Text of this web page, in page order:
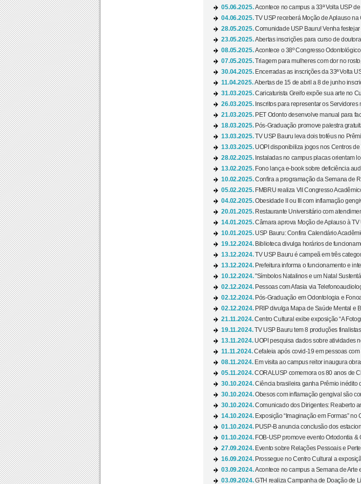
05.06.2025.Acontece no campus a 33ª Volta USP de
04.06.2025.TV USP receberá Moção de Aplauso na
28.05.2025.Comunidade USP Bauru! Venha festejar
23.05.2025.Abertas inscrições para curso de
08.05.2025.Acontece o 38º Congresso Odontológico
07.05.2025.Triagem para mulheres com dor no
30.04.2025. Encerradas as inscrições da 33ª Volta
11.04.2025.Abertas de 15 de abril a 8 de junho
31.03.2025.Caricaturista Greifo expõe sua arte no
26.03.2025. Inscritos para representar os Servidores
21.03.2025. PET Odonto desenvolve manual para
18.03.2025. Pós-Graduação promove palestra
13.03.2025.TV USP Bauru leva dois troféus no
13.03.2025. UOPI disponibiliza jogos nos Centros de
28.02.2025. Instaladas no campus placas orientam
13.02.2025. Fono lança e-book sobre deficiência
10.02.2025.Confira a programação da Semana de
05.02.2025. FMBRU realiza VII Congresso
04.02.2025.Obesidade II ou III com inflamação
20.01.2025. Restaurante Universitário com
14.01.2025.Câmara aprova Moção de Aplauso à TV
10.01.2025. USP Bauru: Confira Calendário
19.12.2024. Biblioteca divulga horários de
13.12.2024.TV USP Bauru é campeã em três
13.12.2024. Prefeitura informa o funcionamento e
10.12.2024."Símbolos Natalinos e um Natal
02.12.2024. Pessoas com Afasia via
02.12.2024. Pós-Graduação em Odontologia e
02.12.2024. PRIP divulga Mapa de Saúde Mental e
21.11.2024.Centro Cultural exibe exposição “A
19.11.2024.TV USP Bauru tem 8 produções
13.11.2024. UOPI pesquisa dados sobre atividades
11.11.2024.Cefaleia após covid-19 em pessoas com
08.11.2024. Em visita ao campus reitor inaugura
05.11.2024.CORALUSP comemora os 80 anos de
30.10.2024.Ciência brasileira ganha Prêmio inédito
30.10.2024.Obesos com inflamação gengival são
30.10.2024.Comunicado dos Dirigentes: Reaberto
14.10.2024. Exposição “Imaginação em Formas” no
01.10.2024. PUSP-B anuncia conclusão dos
01.10.2024. FOB-USP promove evento Ortodontia &
27.09.2024. Evento sobre Relações Pessoais e
16.09.2024. Prossegue no Centro Cultural a
03.09.2024.Acontece no campus a Semana de Arte e
03.09.2024.GTH realiza Campanha de Doação de